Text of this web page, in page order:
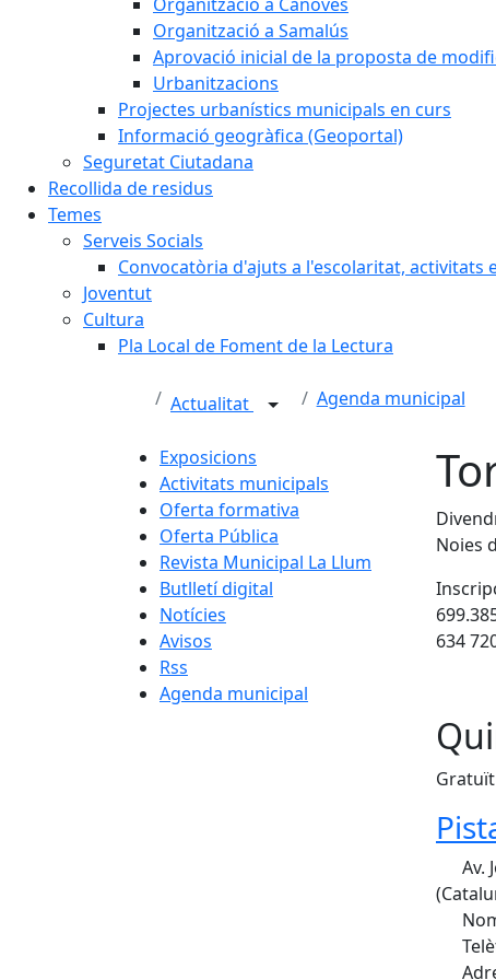
Organització a Samalús
Aprovació inicial de la proposta de
Urbanitzacions
Projectes urbanístics municipals en curs
Informació geogràfica (Geoportal)
Seguretat Ciutadana
Recollida de residus
Temes
Serveis Socials
Convocatòria d'ajuts a l'escolaritat, activitats
Joventut
Cultura
Pla Local de Foment de la Lectura
Actualitat Agenda municipal
Exposicions
Activitats municipals
Oferta formativa
Oferta Pública
Revista Municipal La Llum
Butlletí digital
Notícies
Avisos
Rss
Agenda municipal
Noies
634
Gratuït
Av.